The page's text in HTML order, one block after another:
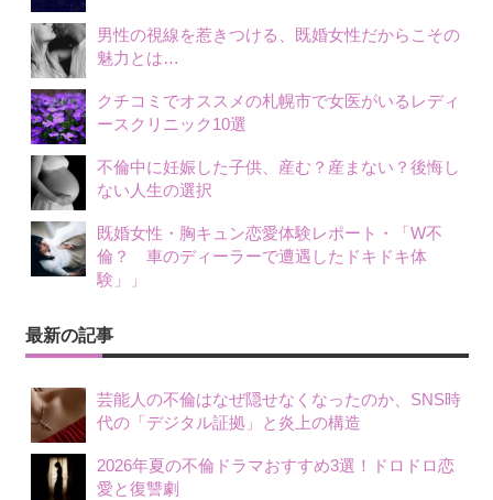
男性の視線を惹きつける、既婚女性だからこその
魅力とは…
クチコミでオススメの札幌市で女医がいるレディ
ースクリニック10選
不倫中に妊娠した子供、産む？産まない？後悔し
ない人生の選択
既婚女性・胸キュン恋愛体験レポート・「W不
倫？ 車のディーラーで遭遇したドキドキ体
験」」
最新の記事
芸能人の不倫はなぜ隠せなくなったのか、SNS時
代の「デジタル証拠」と炎上の構造
2026年夏の不倫ドラマおすすめ3選！ドロドロ恋
愛と復讐劇